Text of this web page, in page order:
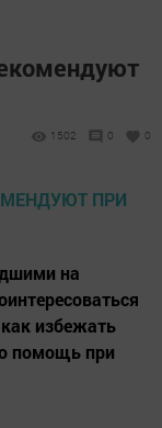
1502 0 0
на
избежать
помощь при